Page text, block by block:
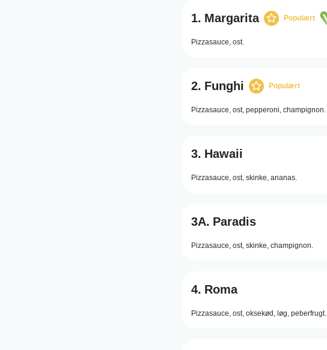
1. Margarita Populært
Pizzasauce, ost.
2. Funghi Populært
Pizzasauce, ost, pepperoni, champignon.
3. Hawaii
Pizzasauce, ost, skinke, ananas.
3A. Paradis
Pizzasauce, ost, skinke, champignon.
4. Roma
Pizzasauce, ost, oksekød, løg, peberfrugt.